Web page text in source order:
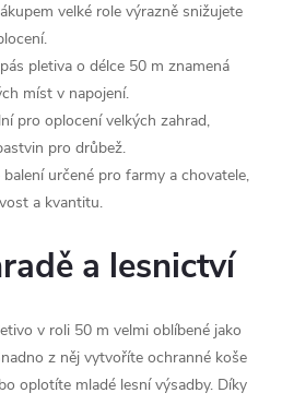
velké role výrazně snižujete
pletiva o délce 50 m znamená
míst v napojení.
pro oplocení velkých zahrad,
pro drůbež.
balení určené pro farmy a chovatele,
a kvantitu.
a lesnictví
v roli 50 m velmi oblíbené jako
z něj vytvoříte ochranné koše
oplotíte mladé lesní výsadby. Díky